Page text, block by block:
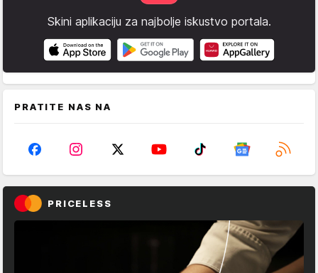
Skini aplikaciju za najbolje iskustvo portala.
PRATITE NAS NA
PRICELESS